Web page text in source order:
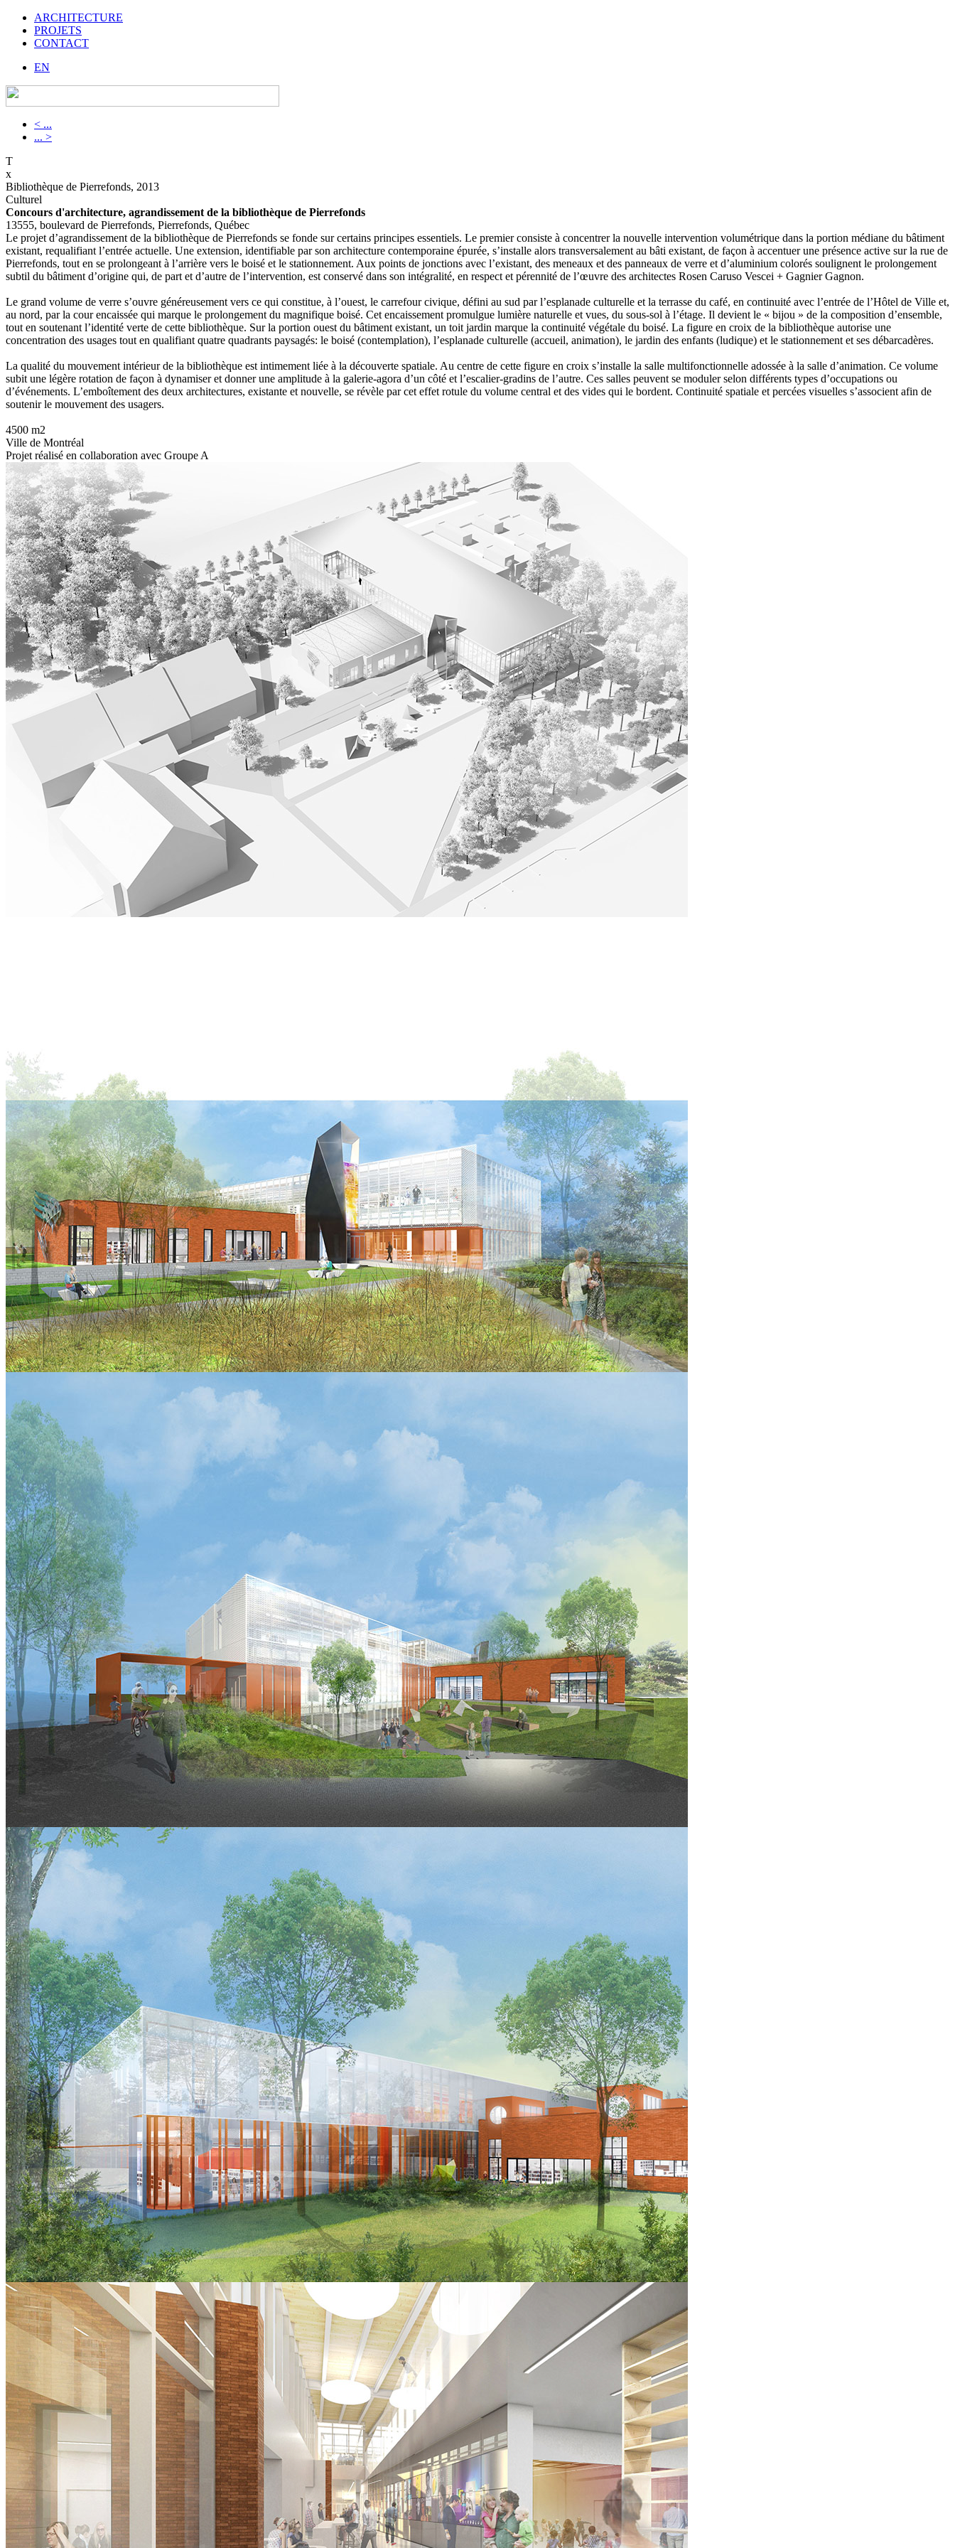
ARCHITECTURE
PROJETS
CONTACT
EN
< ...
... >
T
x
Bibliothèque de Pierrefonds, 2013
Culturel
Concours d'architecture, agrandissement de la bibliothèque de Pierrefonds
13555, boulevard de Pierrefonds, Pierrefonds, Québec
Le projet d’agrandissement de la bibliothèque de Pierrefonds se fonde sur certains principes essentiels. Le premier consiste à concentrer la nouvelle intervention volumétrique dans la portion médiane du bâtiment
existant, requalifiant l’entrée actuelle. Une extension, identifiable par son architecture contemporaine épurée, s’installe alors transversalement au bâti existant, de façon à accentuer une présence active sur la rue de
Pierrefonds, tout en se prolongeant à l’arrière vers le boisé et le stationnement. Aux points de jonctions avec l’existant, des meneaux et des panneaux de verre et d’aluminium colorés soulignent le prolongement
subtil du bâtiment d’origine qui, de part et d’autre de l’intervention, est conservé dans son intégralité, en respect et pérennité de l’œuvre des architectes Rosen Caruso Vescei + Gagnier Gagnon.
Le grand volume de verre s’ouvre généreusement vers ce qui constitue, à l’ouest, le carrefour civique, défini au sud par l’esplanade culturelle et la terrasse du café, en continuité avec l’entrée de l’Hôtel de Ville et,
au nord, par la cour encaissée qui marque le prolongement du magnifique boisé. Cet encaissement promulgue lumière naturelle et vues, du sous-sol à l’étage. Il devient le « bijou » de la composition d’ensemble,
tout en soutenant l’identité verte de cette bibliothèque. Sur la portion ouest du bâtiment existant, un toit jardin marque la continuité végétale du boisé. La figure en croix de la bibliothèque autorise une
concentration des usages tout en qualifiant quatre quadrants paysagés: le boisé (contemplation), l’esplanade culturelle (accueil, animation), le jardin des enfants (ludique) et le stationnement et ses débarcadères.
La qualité du mouvement intérieur de la bibliothèque est intimement liée à la découverte spatiale. Au centre de cette figure en croix s’installe la salle multifonctionnelle adossée à la salle d’animation. Ce volume
subit une légère rotation de façon à dynamiser et donner une amplitude à la galerie-agora d’un côté et l’escalier-gradins de l’autre. Ces salles peuvent se moduler selon différents types d’occupations ou
d’événements. L’emboîtement des deux architectures, existante et nouvelle, se révèle par cet effet rotule du volume central et des vides qui le bordent. Continuité spatiale et percées visuelles s’associent afin de
soutenir le mouvement des usagers.
4500 m2
Ville de Montréal
Projet réalisé en collaboration avec Groupe A